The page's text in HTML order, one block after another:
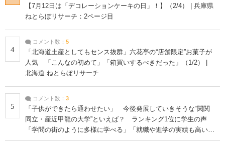
【7月12日は「デコレーションケーキの日」！】（2/4） | 兵庫県
ねとらぼリサーチ：2ページ目
4
コメント数： 5
「北海道土産としてもセンス抜群」六花亭の“店舗限定”お菓子が
人気 「こんなの初めて」「箱買いするべきだった」（1/2） |
北海道 ねとらぼリサーチ
5
コメント数： 3
「子供ができたら通わせたい」 今後発展していきそうな“関関
同立・産近甲龍の大学”といえば？ ランキング1位に学生の声
「学問の街のように多様に学べる」「就職や進学の実績も高い」
| 大学 ねとらぼリサーチ